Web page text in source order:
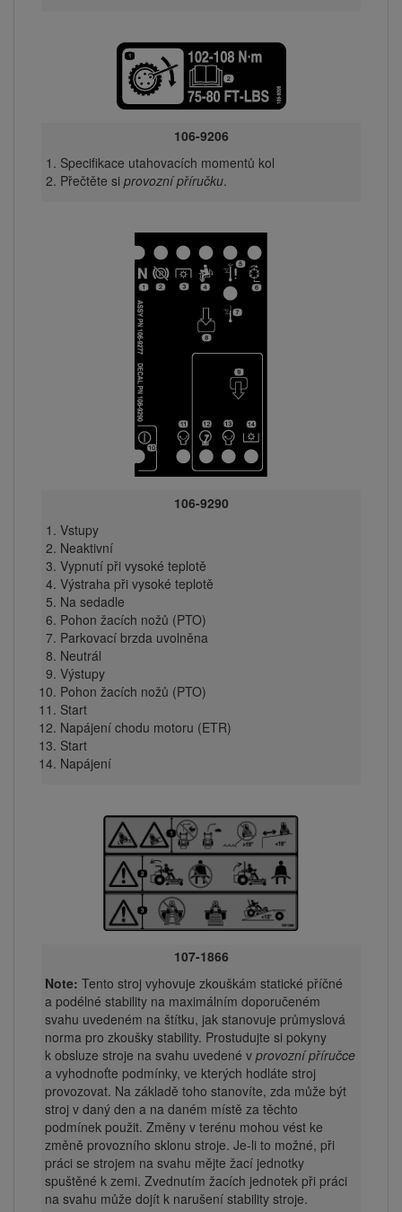
106-9206
Specifikace utahovacích momentů kol
Přečtěte si provozní příručku.
106-9290
Vstupy
Neaktivní
Vypnutí při vysoké teplotě
Výstraha při vysoké teplotě
Na sedadle
Pohon žacích nožů (PTO)
Parkovací brzda uvolněna
Neutrál
Výstupy
Pohon žacích nožů (PTO)
Start
Napájení chodu motoru (ETR)
Start
Napájení
107-1866
Note: Tento stroj vyhovuje zkouškám statické příčné
a podélné stability na maximálním doporučeném
svahu uvedeném na štítku, jak stanovuje průmyslová
norma pro zkoušky stability. Prostudujte si pokyny
k obsluze stroje na svahu uvedené v provozní příručce
a vyhodnoťte podmínky, ve kterých hodláte stroj
provozovat. Na základě toho stanovíte, zda může být
stroj v daný den a na daném místě za těchto
podmínek použit. Změny v terénu mohou vést ke
změně provozního sklonu stroje. Je-li to možné, při
práci se strojem na svahu mějte žací jednotky
spuštěné k zemi. Zvednutím žacích jednotek při práci
na svahu může dojít k narušení stability stroje.